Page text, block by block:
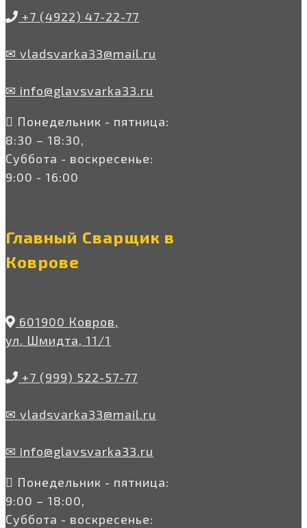
+7 (4922) 47-22-77
✉ vladsvarka33@mail.ru
✉ info@glavsvarka33.ru
Понедельник - пятница:
8:30 – 18:30,
Суббота - воскресенье:
9:00 - 16:00
Главный Сварщик в
Коврове
601900 Ковров,
ул. Шмидта, 11/1
+7 (999) 522-57-77
✉ vladsvarka33@mail.ru
✉ info@glavsvarka33.ru
Понедельник - пятница:
9:00 – 18:00,
Суббота - воскресенье: